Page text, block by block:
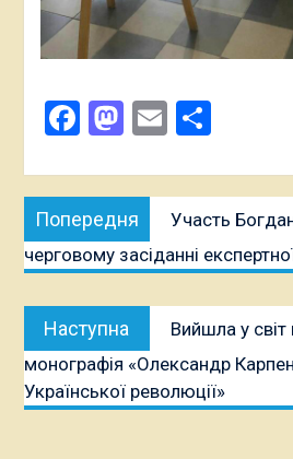
Facebook
Mastodon
Email
Навігація
записів
Попередня
публікація:
Участь
черговому засіданні експертної
Наступна
публікація:
Вийшла у світ
монографія «Олександр
Української революції»